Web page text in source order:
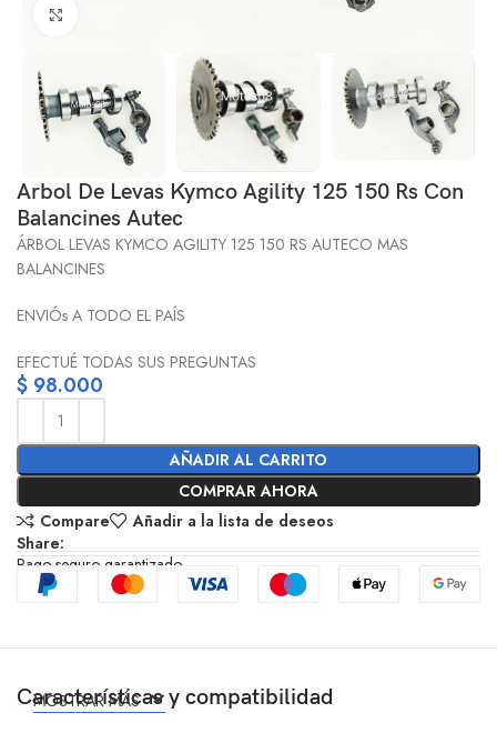
Arbol De Levas Kymco Agility 125 150 Rs Con
Balancines Autec
ÁRBOL LEVAS KYMCO AGILITY 125 150 RS AUTECO MAS
BALANCINES
ENVIÓs A TODO EL PAÍS
EFECTUÉ TODAS SUS PREGUNTAS
$ 98.000
AÑADIR AL CARRITO
COMPRAR AHORA
Compare
Añadir a la lista de deseos
Share:
Pago seguro garantizado
Características y compatibilidad
MOSTRAR MÁS